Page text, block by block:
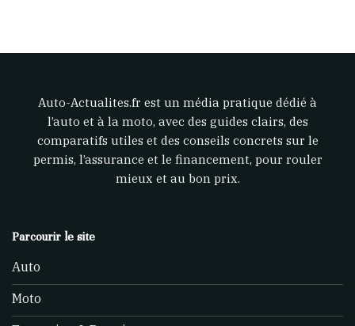
Auto-Actualites.fr est un média pratique dédié à
l’auto et à la moto, avec des guides clairs, des
comparatifs utiles et des conseils concrets sur le
permis, l’assurance et le financement, pour rouler
mieux et au bon prix.
Parcourir le site
Auto
Moto